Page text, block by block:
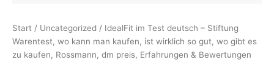
Start / Uncategorized / IdealFit im Test deutsch – Stiftung
Warentest, wo kann man kaufen, ist wirklich so gut, wo gibt es
zu kaufen, Rossmann, dm preis, Erfahrungen & Bewertungen